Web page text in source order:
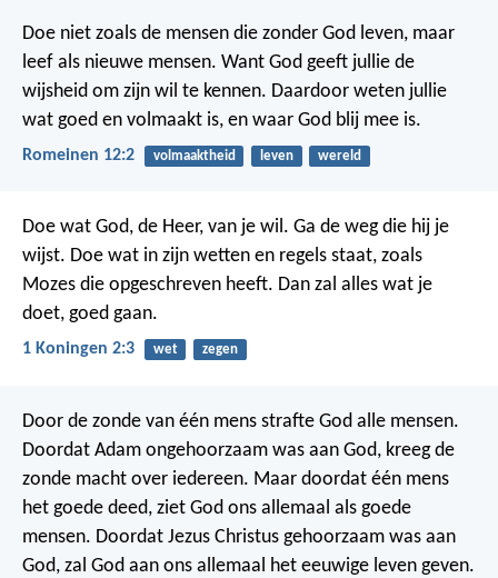
Doe niet zoals de mensen die zonder God leven, maar
leef als nieuwe mensen. Want God geeft jullie de
wijsheid om zijn wil te kennen. Daardoor weten jullie
wat goed en volmaakt is, en waar God blij mee is.
Romeinen 12:2 volmaaktheid leven wereld
Doe wat God, de Heer, van je wil. Ga de weg die hij je
wijst. Doe wat in zijn wetten en regels staat, zoals
Mozes die opgeschreven heeft. Dan zal alles wat je
doet, goed gaan.
1 Koningen 2:3 wet zegen
Door de zonde van één mens strafte God alle mensen.
Doordat Adam ongehoorzaam was aan God, kreeg de
zonde macht over iedereen. Maar doordat één mens
het goede deed, ziet God ons allemaal als goede
mensen. Doordat Jezus Christus gehoorzaam was aan
God, zal God aan ons allemaal het eeuwige leven geven.